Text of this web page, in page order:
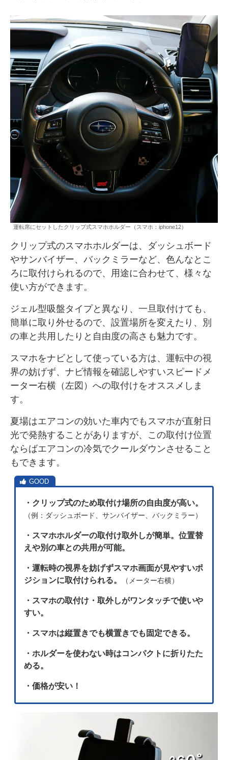
運転席にセットしたクリップ式スマホホルダー（スマホ：iphone12）
クリップ式のスマホホルダーは、ダッシュボード
やサンバイザー、バックミラーなど、色んなとこ
ろに取付けられるので、用途に合わせて、様々な
使い方ができます。
ジェル型吸盤タイプと異なり、一旦取付けても、
簡単に取り外せるので、設置場所を変えたり、別
の車と共用したりと自由度の高さも魅力です。
スマホをナビとして使っている方は、運転中の視
界の妨げず、ナビ情報を確認しやすいスピードメ
ーター右横（左図）への取付けをオススメしま
す。
夏場はエアコンの効いた車内でもスマホが直射日
光で発熱することがありますが、この取付け位置
ならばエアコンの冷気でクールダウンさせること
もできます。
・クリップ式のため取付け場所の自由度が高い。
（例：ダッシュボード、サンバイザー、バックミラー）
・スマホホルダーの取付け取外しが簡単。位置替
えや別の車との共用が可能。
・運転時の視界を妨げずスマホ画面が見やすいポ
ジションに取付けられる。
（メーター右横）
・スマホの取付け・取外しがワンタッチで使いや
すい。
・スマホは縦置きでも横置きでも固定できる。
・ホルダーを使わない時はコンパクトに折りたた
める。
・価格が安い！